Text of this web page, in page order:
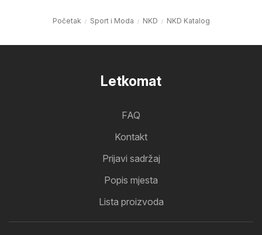
Početak Sport i Moda NKD NKD Katalog
Letkomat
FAQ
Kontakt
Prijavi sadržaj
Popis mjesta
Lista proizvoda